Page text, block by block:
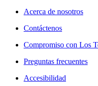
Acerca de nosotros
Contáctenos
Compromiso con Los
Preguntas frecuentes
Accesibilidad